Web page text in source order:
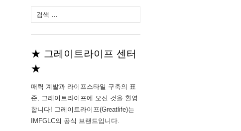
색:
음
검
★ 그레이트라이프 센터
★
매력 계발과 라이프스타일 구축의 표
준, 그레이트라이프에 오신 것을 환영
합니다! 그레이트라이프(Greatlife)는
IMFGLC의 공식 브랜드입니다.